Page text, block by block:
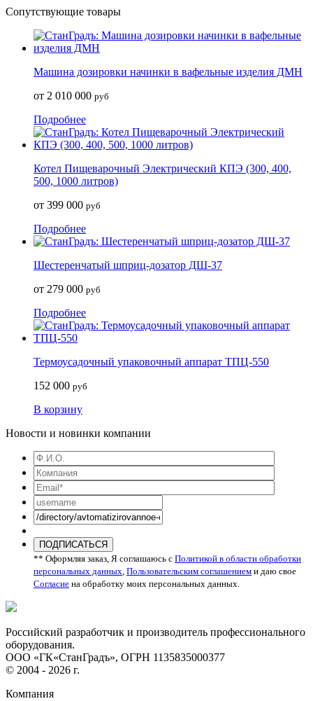
Сопутствующие товары
Машина дозировки начинки в вафельные изделия ДМН
от 2 010 000 руб
Подробнее
Котел Пищеварочный Электрический КПЭ (300, 400,
500, 1000 литров)
от 399 000 руб
Подробнее
Шестеренчатый шприц-дозатор ДШ-37
от 279 000 руб
Подробнее
Термоусадочный упаковочный аппарат ТПЦ-550
152 000 руб
В корзину
Новости и новинки компании
ПОДПИСАТЬСЯ
** Оформляя заказ, Я соглашаюсь с Политикой в области обработки
персональных данных, Пользовательским соглашением и даю свое
Согласие на обработку моих персональных данных.
Российский разработчик и производитель профессионального
оборудования.
ООО «ГК«СтанГрадъ», ОГРН 1135835000377
© 2004 - 2026 г.
Компания